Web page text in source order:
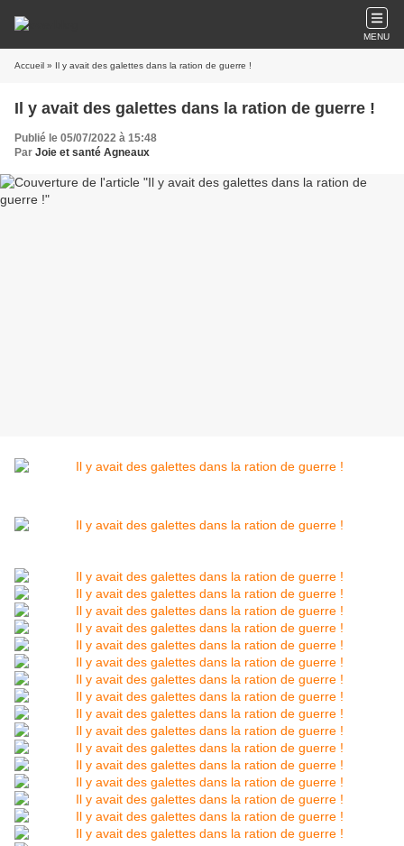
MENU
Accueil » Il y avait des galettes dans la ration de guerre !
Il y avait des galettes dans la ration de guerre !
Publié le 05/07/2022 à 15:48
Par Joie et santé Agneaux